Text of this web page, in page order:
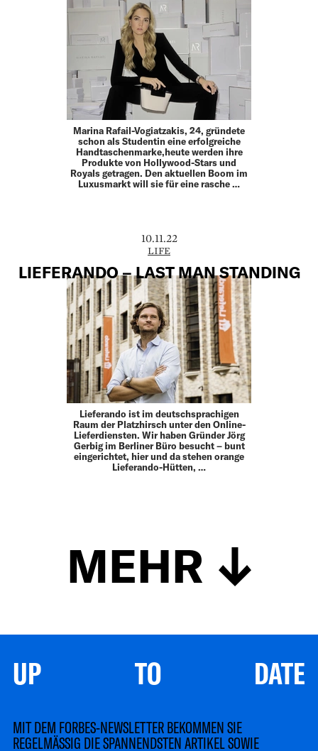
Marina Rafail-Vogiatzakis, 24, gründete
schon als Studentin eine erfolgreiche
Handtaschenmarke,heute werden ihre
Produkte von Hollywood-Stars und
Royals getragen. Den aktuellen Boom im
Luxusmarkt will sie für eine rasche …
10.11.22
LIFE
LIEFERANDO – LAST MAN STANDING
Lieferando ist im deutschsprachigen
Raum der Platzhirsch unter den Online-
Lieferdiensten. Wir haben Gründer Jörg
Gerbig im Berliner Büro besucht – bunt
eingerichtet, hier und da stehen orange
Liefe­rando-Hütten, …
MEHR
UP TO DATE
MIT DEM FORBES-NEWSLETTER BEKOMMEN SIE
REGELMÄSSIG DIE SPANNENDSTEN ARTIKEL SOWIE